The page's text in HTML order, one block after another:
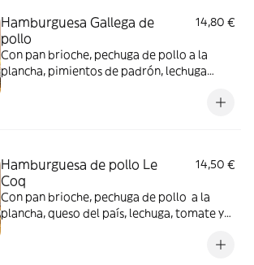
Hamburguesa Gallega de
pollo
14,80 €
Con pan brioche, pechuga de pollo a la
plancha, pimientos de padrón, lechuga
No incluye patatas, pero puedes añadirlas
Hamburguesa de pollo Le
Coq
14,50 €
Con pan brioche, pechuga de pollo a la
plancha, queso del país, lechuga, tomate y
patatas, pero puedes añadirlas como extra.